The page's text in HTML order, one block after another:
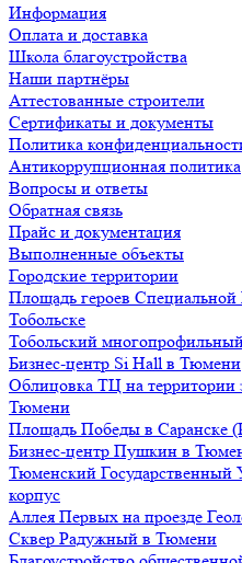
Информация
Оплата и доставка
Школа благоустройства
Наши партнёры
Аттестованные строители
Сертификаты и документы
Политика
Антикоррупционная политика
Вопросы и ответы
Обратная связь
Прайс и документация
Выполненные объекты
Городские территории
Площадь героев
Тобольске
Тобольский
Бизнес-центр Si Hall в Тюмени
Облицовка ТЦ на территории
Тюмени
Площадь Победы в Саранске
Бизнес-центр Пушкин в
Тюменский
корпус
Аллея Первых на проезде
Сквер Радужный в Тюмени